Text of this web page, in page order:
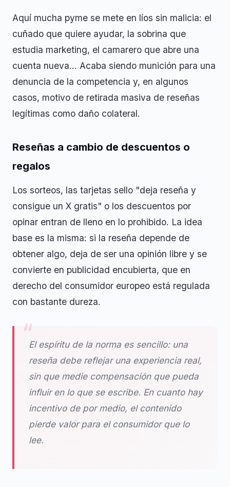
Aquí mucha pyme se mete en líos sin malicia: el
cuñado que quiere ayudar, la sobrina que
estudia marketing, el camarero que abre una
cuenta nueva… Acaba siendo munición para una
denuncia de la competencia y, en algunos
casos, motivo de retirada masiva de reseñas
legítimas como daño colateral.
Reseñas a cambio de descuentos o
regalos
Los sorteos, las tarjetas sello "deja reseña y
consigue un X gratis" o los descuentos por
opinar entran de lleno en lo prohibido. La idea
base es la misma: si la reseña depende de
obtener algo, deja de ser una opinión libre y se
convierte en publicidad encubierta, que en
derecho del consumidor europeo está regulada
con bastante dureza.
El espíritu de la norma es sencillo: una
reseña debe reflejar una experiencia real,
sin que medie compensación que pueda
influir en lo que se escribe. En cuanto hay
incentivo de por medio, el contenido
pierde valor para el consumidor que lo
lee.